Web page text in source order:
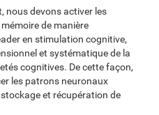
nous devons activer les
de manière
en stimulation cognitive,
et systématique de la
cognitives. De cette façon,
les patrons neuronaux
et récupération de